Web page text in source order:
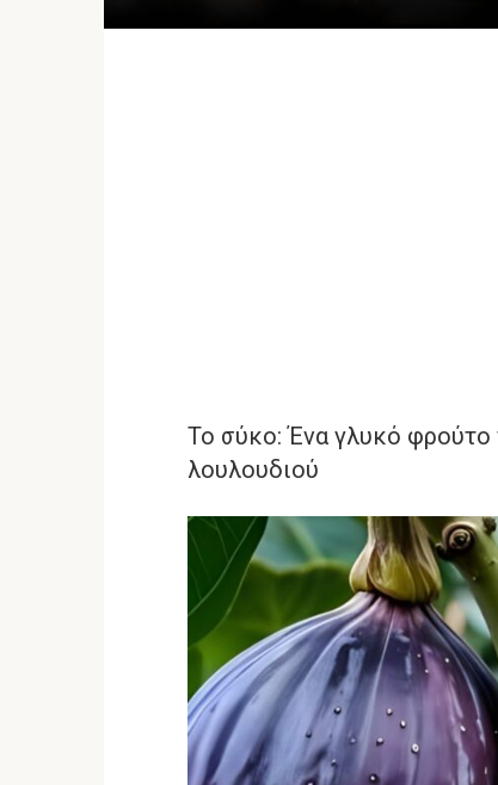
Το σύκο: Ένα γλυκό φρούτο
λουλουδιού